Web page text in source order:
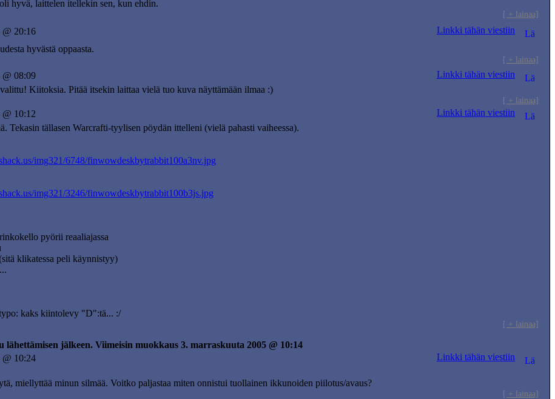
hyvä, laittelen itellekin sen, kun ehdin.
[ + lainaa]
@ 20:16
Linkki tähän viestiin
hyvästä oppaasta.
[ + lainaa]
@ 08:09
Linkki tähän viestiin
Kiitoksia. Pitää itsekin laittaa vielä tuo kuva näyttämään ilmaa :)
[ + lainaa]
@ 10:12
Linkki tähän viestiin
Tekasin tällasen Warcrafti-tyylisen pöydän ittelleni (vielä pahasti vaiheessa).
img321/6748/finwowdeskbytrabbit100a3nv.jpg
img321/3246/finwowdeskbytrabbit100b3js.jpg
pyörii reaaliajassa
klikatessa peli käynnistyy)
kaks kiintolevy "D":tä... :/
[ + lainaa]
lähettämisen jälkeen. Viimeisin muokkaus 3. marraskuuta 2005 @ 10:14
@ 10:24
Linkki tähän viestiin
miellyttää minun silmää. Voitko paljastaa miten onnistui tuollainen ikkunoiden piilotus/avaus?
[ + lainaa]